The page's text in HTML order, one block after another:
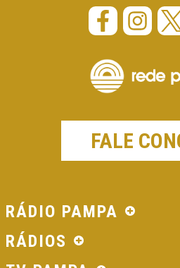
FALE
RÁDIO PAMPA
RÁDIOS